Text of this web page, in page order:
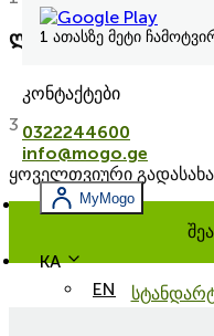
1 ათასზე მეტი
კონტაქტები
0322244600
info@mogo.ge
MyMogo
KA
EN
ლიზინგის პირობები
3
ყოველთვიური